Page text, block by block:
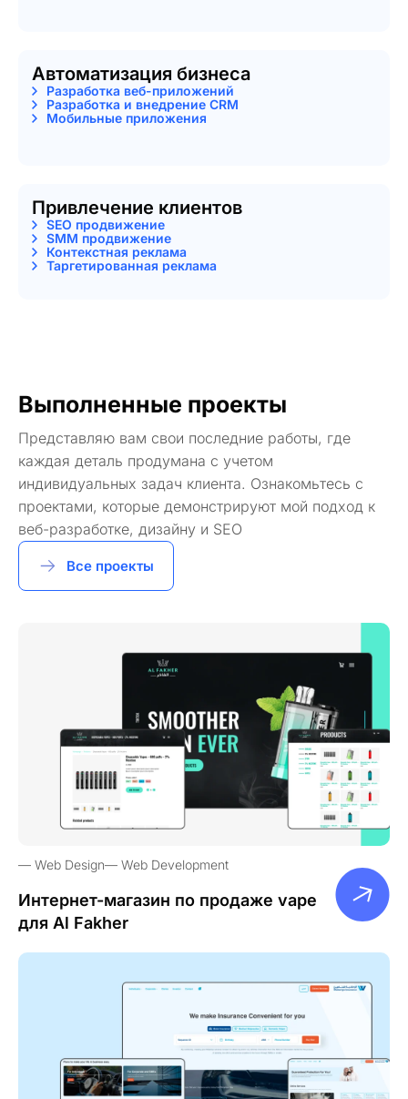
Автоматизация бизнеса
Разработка веб-приложений
Разработка и внедрение CRM
Мобильные приложения
Привлечение клиентов
SEO продвижение
SMM продвижение
Контекстная реклама
Таргетированная реклама
Выполненные проекты
Представляю вам свои последние работы, где
каждая деталь продумана с учетом
индивидуальных задач клиента. Ознакомьтесь с
проектами, которые демонстрируют мой подход к
веб-разработке, дизайну и SEO
Все проекты
Web Design Web Development
Интернет-магазин по продаже vape
для Al Fakher